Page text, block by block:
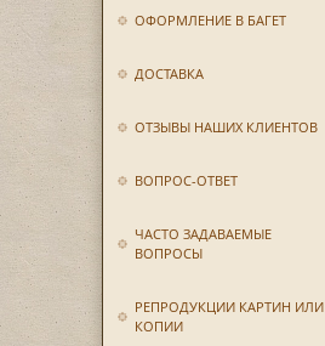
ОФОРМЛЕНИЕ В БАГЕТ
ДОСТАВКА
ОТЗЫВЫ НАШИХ КЛИЕНТОВ
ВОПРОС-ОТВЕТ
ЧАСТО ЗАДАВАЕМЫЕ
ВОПРОСЫ
РЕПРОДУКЦИИ КАРТИН ИЛИ
КОПИИ